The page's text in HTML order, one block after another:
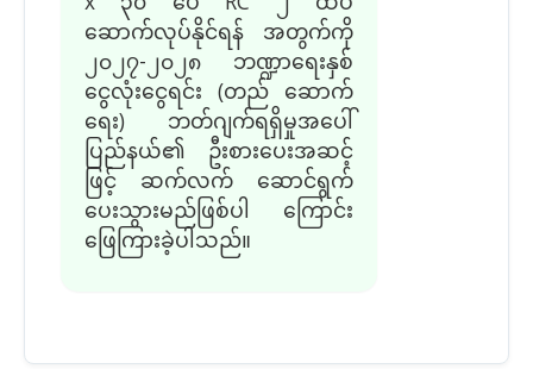
ဆောက်လုပ်နိုင်ရန် အတွက်ကို
၂၀၂၇-၂၀၂၈ ဘဏ္ဍာရေးနှစ်
ငွေလုံးငွေရင်း (တည် ဆောက်
ရေး) ဘတ်ဂျက်ရရှိမှုအပေါ်
ပြည်နယ်၏ ဦးစားပေးအဆင့်
ဖြင့် ဆက်လက် ဆောင်ရွက်
ပေးသွားမည်ဖြစ်ပါ ကြောင်း
ဖြေကြားခဲ့ပါသည်။